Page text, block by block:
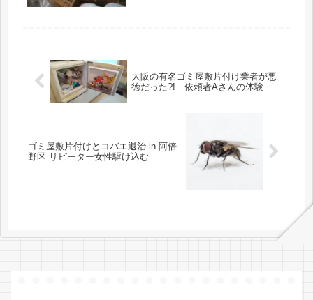
大阪の有名ゴミ屋敷片付け業者が悪
徳だった?! 依頼者Aさんの体験
ゴミ屋敷片付けとコバエ退治 in 阿倍
野区 リピーター女性駆け込む